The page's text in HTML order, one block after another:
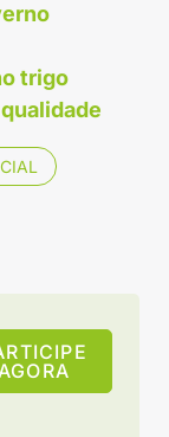
trigo